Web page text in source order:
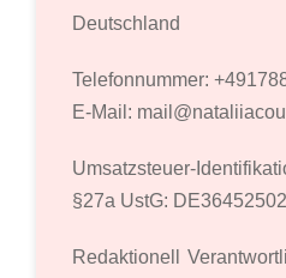
Deutschland
Telefonnummer:
E-Mail:
Umsatzsteuer-
§27a UstG:
Redaktionell